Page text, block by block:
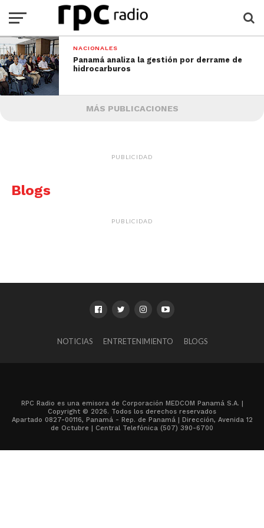
NACIONALES
Panamá analiza la gestión por derrame de
hidrocarburos
MÁS PUBLICACIONES
PUBLICIDAD
Blogs
PUBLICIDAD
NOTICIAS ENTRETENIMIENTO BLOGS
RPC Radio es una emisora de Corporación MEDCOM Panamá S.A. |
Copyright © 2026. Todos los derechos reservados
Apartado 0827-00116, Panamá - Rep. de Panamá | Dirección, Avenida 12
de Octubre | Central Telefónica (507) 390-6700